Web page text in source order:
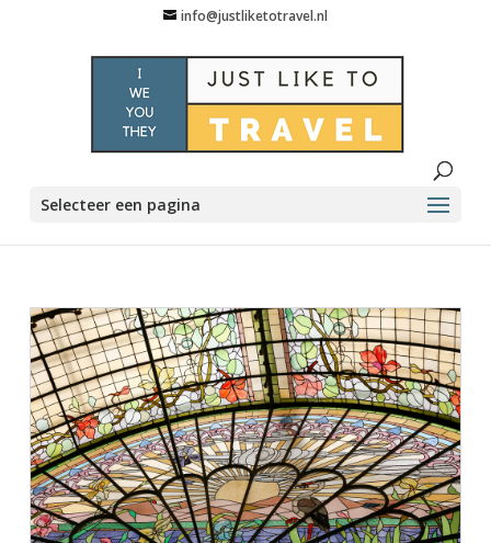
info@justliketotravel.nl
Selecteer een pagina